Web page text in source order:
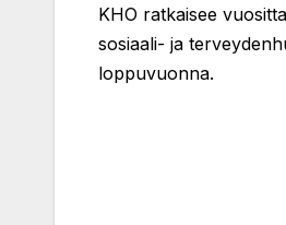
KHO ratkaisee
sosiaali- ja
loppuvuonna.